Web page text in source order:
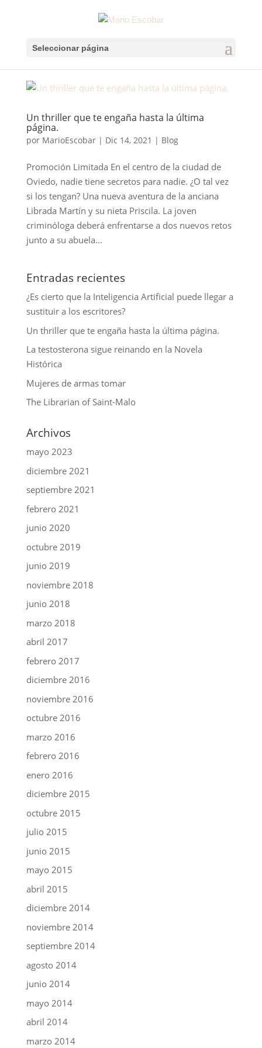
Seleccionar página
Un thriller que te engaña hasta la última
página.
por MarioEscobar| Dic 14, 2021 | Blog
Promoción Limitada En el centro de la ciudad de
Oviedo, nadie tiene secretos para nadie. ¿O tal vez
si los tengan? Una nueva aventura de la anciana
Librada Martín y su nieta Priscila. La joven
criminóloga deberá enfrentarse a dos nuevos retos
junto a su abuela...
Entradas recientes
¿Es cierto que la Inteligencia Artificial puede llegar a
sustituir a los escritores?
Un thriller que te engaña hasta la última página.
La testosterona sigue reinando en la Novela
Histórica
Mujeres de armas tomar
The Librarian of Saint-Malo
Archivos
mayo 2023
diciembre 2021
septiembre 2021
febrero 2021
junio 2020
octubre 2019
junio 2019
noviembre 2018
junio 2018
marzo 2018
abril 2017
febrero 2017
diciembre 2016
noviembre 2016
octubre 2016
marzo 2016
febrero 2016
enero 2016
diciembre 2015
octubre 2015
julio 2015
junio 2015
mayo 2015
abril 2015
diciembre 2014
noviembre 2014
septiembre 2014
agosto 2014
junio 2014
mayo 2014
abril 2014
marzo 2014